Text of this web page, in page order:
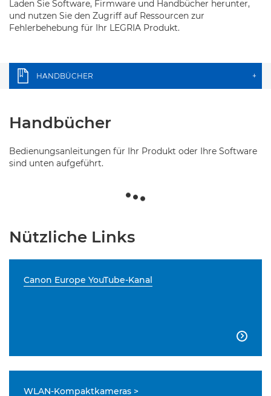
Laden Sie Software, Firmware und Handbücher herunter,
und nutzen Sie den Zugriff auf Ressourcen zur
Fehlerbehebung für Ihr LEGRIA Produkt.
HANDBÜCHER +
Handbücher
Bedienungsanleitungen für Ihr Produkt oder Ihre Software
sind unten aufgeführt.
Nützliche Links
Canon Europe YouTube-Kanal

WLAN-Kompaktkameras >